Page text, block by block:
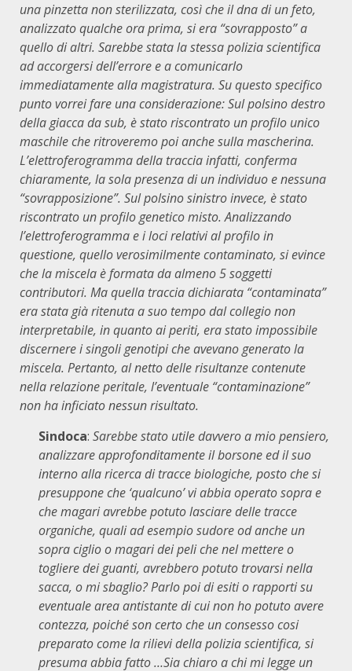
una pinzetta non sterilizzata, così che il dna di un feto,
analizzato qualche ora prima, si era “sovrapposto” a
quello di altri. Sarebbe stata la stessa polizia scientifica
ad accorgersi dell’errore e a comunicarlo
immediatamente alla magistratura. Su questo specifico
punto vorrei fare una considerazione: Sul polsino destro
della giacca da sub, è stato riscontrato un profilo unico
maschile che ritroveremo poi anche sulla mascherina.
L’elettroferogramma della traccia infatti, conferma
chiaramente, la sola presenza di un individuo e nessuna
“sovrapposizione”. Sul polsino sinistro invece, è stato
riscontrato un profilo genetico misto. Analizzando
l’elettroferogramma e i loci relativi al profilo in
questione, quello verosimilmente contaminato, si evince
che la miscela è formata da almeno 5 soggetti
contributori. Ma quella traccia dichiarata “contaminata”
era stata già ritenuta a suo tempo dal collegio non
interpretabile, in quanto ai periti, era stato impossibile
discernere i singoli genotipi che avevano generato la
miscela. Pertanto, al netto delle risultanze contenute
nella relazione peritale, l’eventuale “contaminazione”
non ha inficiato nessun risultato.
Sindoca: Sarebbe stato utile davvero a mio pensiero,
analizzare approfonditamente il borsone ed il suo
interno alla ricerca di tracce biologiche, posto che si
presuppone che ‘qualcuno’ vi abbia operato sopra e
che magari avrebbe potuto lasciare delle tracce
organiche, quali ad esempio sudore od anche un
sopra ciglio o magari dei peli che nel mettere o
togliere dei guanti, avrebbero potuto trovarsi nella
sacca, o mi sbaglio? Parlo poi di esiti o rapporti su
eventuale area antistante di cui non ho potuto avere
contezza, poiché son certo che un consesso cosi
preparato come la rilievi della polizia scientifica, si
presuma abbia fatto …Sia chiaro a chi mi legge un